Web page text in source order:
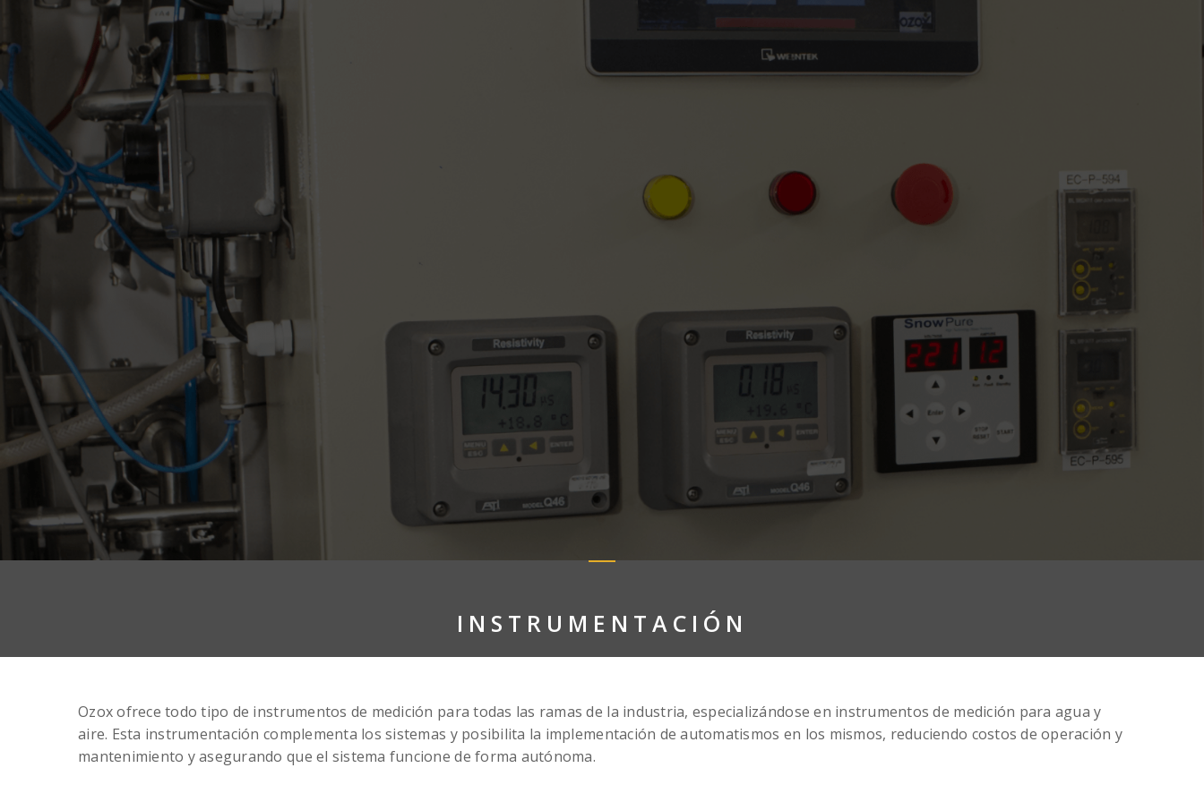
INSTRUMENTACIÓN
Ozox ofrece todo tipo de instrumentos de medición para todas las ramas de la industria, especializándose en instrumentos de medición para agua y
aire. Esta instrumentación complementa los sistemas y posibilita la implementación de automatismos en los mismos, reduciendo costos de operación y
mantenimiento y asegurando que el sistema funcione de forma autónoma.